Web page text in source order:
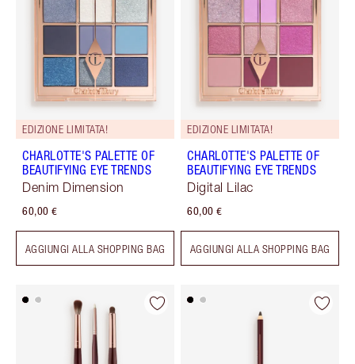
EDIZIONE LIMITATA!
CHARLOTTE'S PALETTE OF
BEAUTIFYING EYE TRENDS
Denim Dimension
60,00 €
AGGIUNGI ALLA SHOPPING BAG
EDIZIONE LIMITATA!
CHARLOTTE'S PALETTE OF
BEAUTIFYING EYE TRENDS
Digital Lilac
60,00 €
AGGIUNGI ALLA SHOPPING BAG